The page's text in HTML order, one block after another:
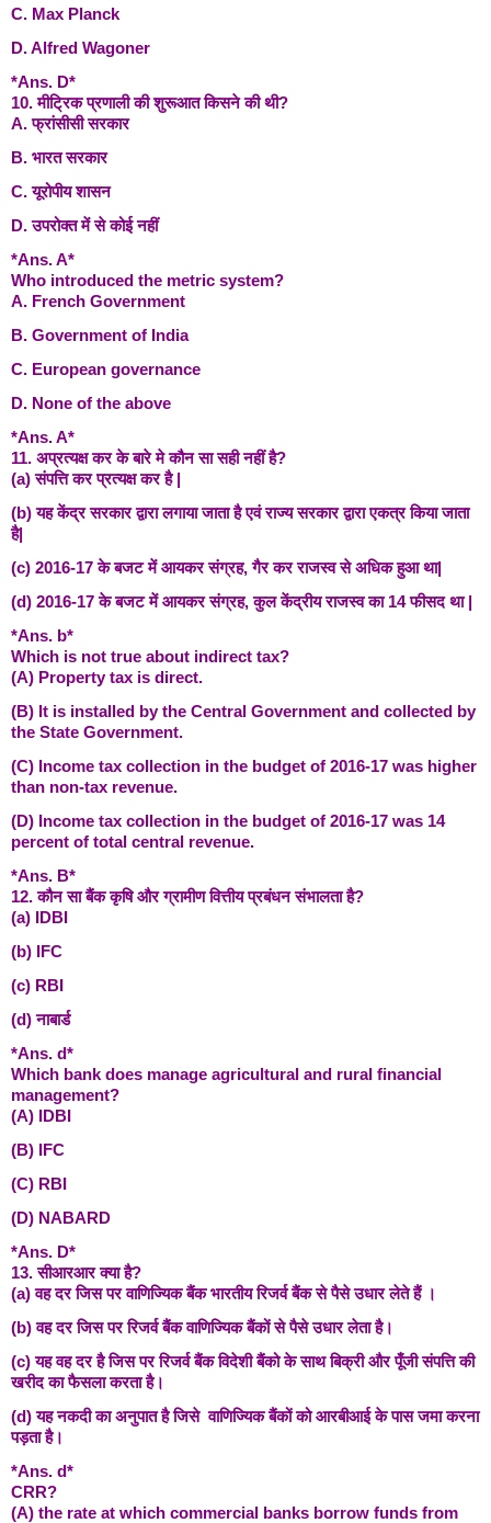
C. Max Planck
D. Alfred Wagoner
*Ans. D*
10. मीट्रिक प्रणाली की शुरूआत किसने की थी?
A. फ्रांसीसी सरकार
B. भारत सरकार
C. यूरोपीय शासन
D. उपरोक्त में से कोई नहीं
*Ans. A*
Who introduced the metric system?
A. French Government
B. Government of India
C. European governance
D. None of the above
*Ans. A*
11. अप्रत्यक्ष कर के बारे मे कौन सा सही नहीं है?
(a) संपत्ति कर प्रत्यक्ष कर है |
(b) यह केंद्र सरकार द्वारा लगाया जाता है एवं राज्य सरकार द्वारा एकत्र किया जाता
है|
(c) 2016-17 के बजट में आयकर संग्रह, गैर कर राजस्व से अधिक हुआ था|
(d) 2016-17 के बजट में आयकर संग्रह, कुल केंद्रीय राजस्व का 14 फीसद था |
*Ans. b*
Which is not true about indirect tax?
(A) Property tax is direct.
(B) It is installed by the Central Government and collected by
the State Government.
(C) Income tax collection in the budget of 2016-17 was higher
than non-tax revenue.
(D) Income tax collection in the budget of 2016-17 was 14
percent of total central revenue.
*Ans. B*
12. कौन सा बैंक कृषि और ग्रामीण वित्तीय प्रबंधन संभालता है?
(a) IDBI
(b) IFC
(c) RBI
(d) नाबार्ड
*Ans. d*
Which bank does manage agricultural and rural financial
management?
(A) IDBI
(B) IFC
(C) RBI
(D) NABARD
*Ans. D*
13. सीआरआर क्या है?
(a) वह दर जिस पर वाणिज्यिक बैंक भारतीय रिजर्व बैंक से पैसे उधार लेते हैं ।
(b) वह दर जिस पर रिजर्व बैंक वाणिज्यिक बैंकों से पैसे उधार लेता है।
(c) यह वह दर है जिस पर रिजर्व बैंक विदेशी बैंको के साथ बिक्री और पूँजी संपत्ति की
खरीद का फैसला करता है।
(d) यह नकदी का अनुपात है जिसे वाणिज्यिक बैंकों को आरबीआई के पास जमा करना
पड़ता है।
*Ans. d*
CRR?
(A) the rate at which commercial banks borrow funds from